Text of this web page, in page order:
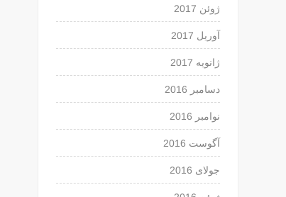
ژوئن 2017
آوریل 2017
ژانویه 2017
دسامبر 2016
نوامبر 2016
آگوست 2016
جولای 2016